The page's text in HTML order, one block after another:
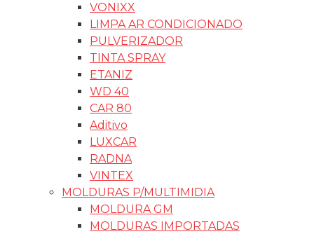
VONIXX
LIMPA AR CONDICIONADO
PULVERIZADOR
TINTA SPRAY
ETANIZ
WD 40
CAR 80
Aditivo
LUXCAR
RADNA
VINTEX
MOLDURAS P/MULTIMIDIA
MOLDURA GM
MOLDURAS IMPORTADAS